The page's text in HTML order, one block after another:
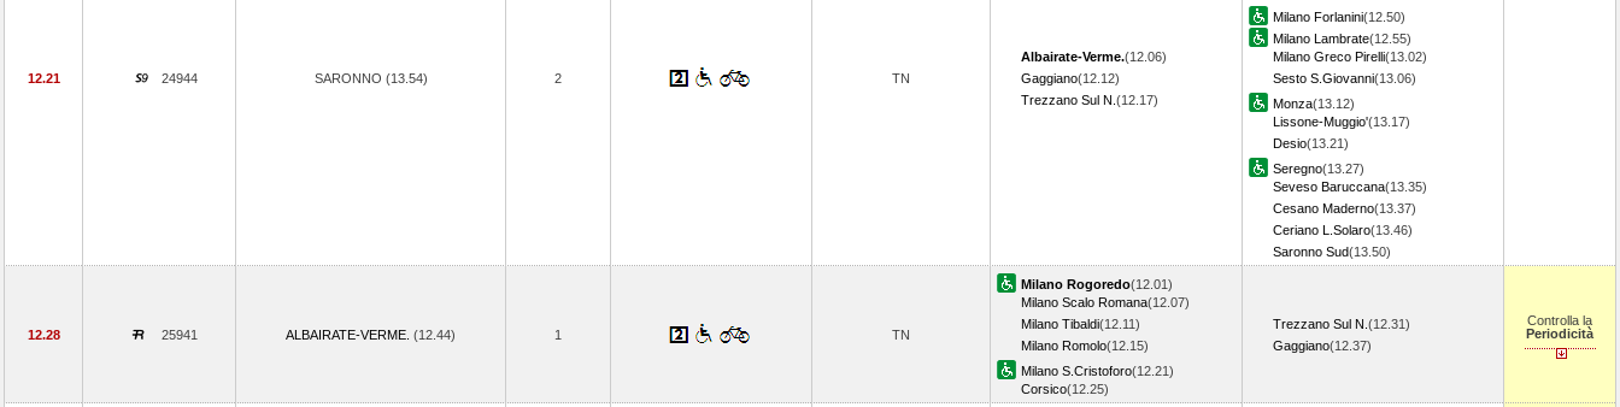
12.21 24944 SARONNO (13.54) 2 TN
Albairate-Verme.(12.06)
Gaggiano(12.12)
Trezzano Sul N. (12.17)
Milano Forlanini(12.50)
Milano Lambrate(12.55)
Milano Greco Pirelli(13.02)
Sesto S.Giovanni(13.06)
Monza(13.12)
Lissone-Muggio'(13.17)
Desio(13.21)
Seregno(13.27)
Seveso Baruccana(13.35)
Cesano Maderno(13.37)
Ceriano L.Solaro(13.46)
Saronno Sud(13.50)
12.28 25941 ALBAIRATE-VERME. (12.44) 1 TN
Milano Rogoredo(12.01)
Milano Scalo Romana(12.07)
Milano Tibaldi(12.11)
Milano Romolo(12.15)
Milano S.Cristoforo(12.21)
Corsico(12.25)
Trezzano Sul N. (12.31)
Gaggiano(12.37)
Controlla la
Periodicità